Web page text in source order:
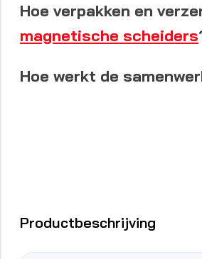
Hoe verpakken en
magnetische scheiders
Hoe werkt de
Productbeschrijving